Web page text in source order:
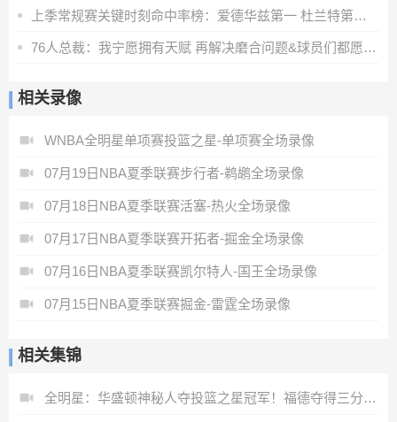
上季常规赛关键时刻命中率榜：爱德华兹第一 杜兰特第二 SGA第五
76人总裁：我宁愿拥有天赋 再解决磨合问题&球员们都愿意牺牲
相关录像
WNBA全明星单项赛投篮之星-单项赛全场录像
07月19日NBA夏季联赛步行者-鹈鹕全场录像
07月18日NBA夏季联赛活塞-热火全场录像
07月17日NBA夏季联赛开拓者-掘金全场录像
07月16日NBA夏季联赛凯尔特人-国王全场录像
07月15日NBA夏季联赛掘金-雷霆全场录像
相关集锦
全明星：华盛顿神秘人夺投篮之星冠军！福德夺得三分大赛冠军！